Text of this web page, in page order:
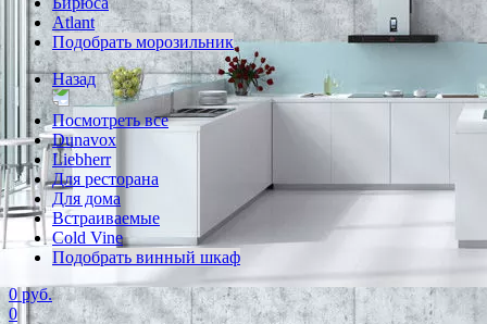
Atlant
Подобрать морозильник
Назад
Посмотреть все
Dunavox
Liebherr
Для ресторана
Для дома
Встраиваемые
Cold Vine
Подобрать винный шкаф
0 руб.
0